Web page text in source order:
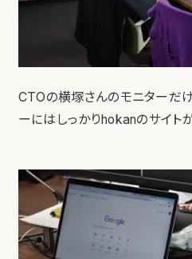
CTOの横塚さんのモニターだけ
ーにはしっかりhokanのサイト